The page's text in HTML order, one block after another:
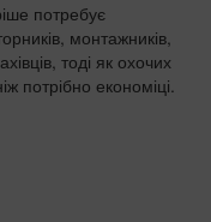
потребує
монтажників,
тоді як охочих
потрібно економіці.